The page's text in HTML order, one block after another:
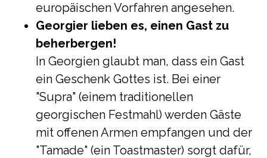
europäischen Vorfahren angesehen.
Georgier lieben es, einen Gast zu
beherbergen!
In Georgien glaubt man, dass ein Gast
ein Geschenk Gottes ist. Bei einer
"Supra" (einem traditionellen
georgischen Festmahl) werden Gäste
mit offenen Armen empfangen und der
"Tamade" (ein Toastmaster) sorgt dafür,